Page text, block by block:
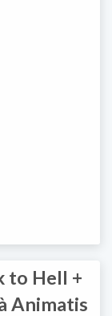
to Hell +
Animatis